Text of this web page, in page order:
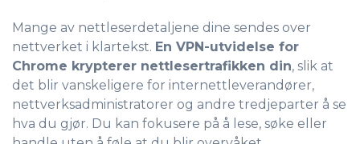
Mange av nettleserdetaljene dine sendes over
nettverket i klartekst. En VPN-utvidelse for
Chrome krypterer nettlesertrafikken din, slik at
det blir vanskeligere for internettleverandører,
nettverksadministratorer og andre tredjeparter å se
hva du gjør. Du kan fokusere på å lese, søke eller